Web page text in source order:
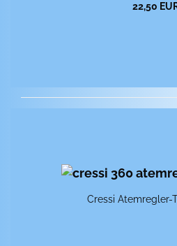
22,50
Cres­si Atemregler-​​